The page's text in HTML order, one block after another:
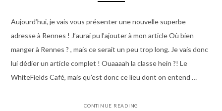
Aujourd’hui, je vais vous présenter une nouvelle superbe
adresse à Rennes ! J’aurai pu l’ajouter à mon article Où bien
manger à Rennes ? , mais ce serait un peu trop long. Je vais donc
lui dédier un article complet ! Ouaaaah la classe hein ?! Le
WhiteFields Café, mais qu’est donc ce lieu dont on entend …
CONTINUE READING